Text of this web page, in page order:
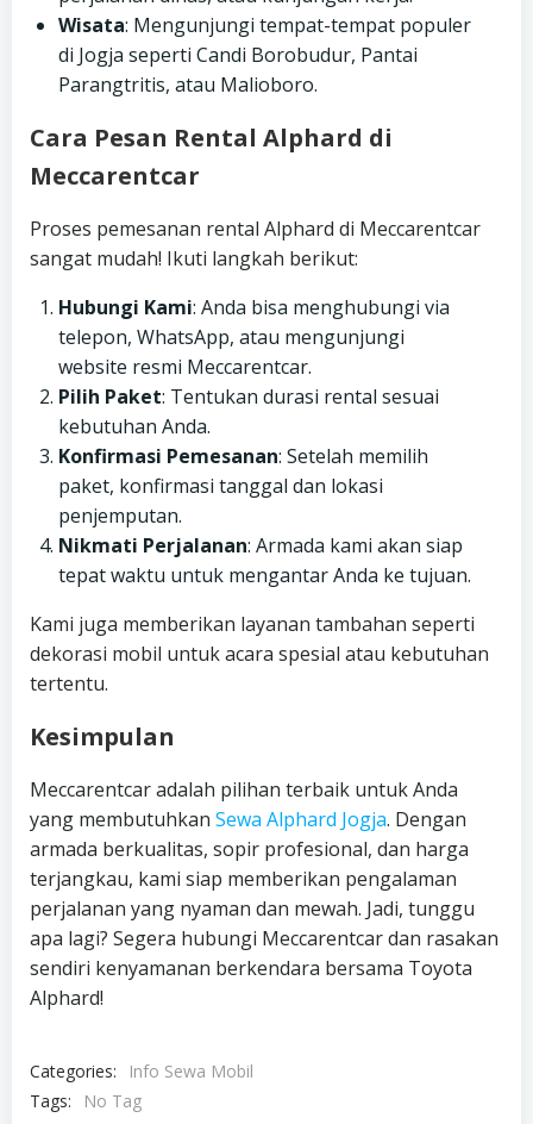
Wisata: Mengunjungi tempat-tempat populer
di Jogja seperti Candi Borobudur, Pantai
Parangtritis, atau Malioboro.
Cara Pesan Rental Alphard di
Meccarentcar
Proses pemesanan rental Alphard di Meccarentcar
sangat mudah! Ikuti langkah berikut:
Hubungi Kami: Anda bisa menghubungi via
telepon, WhatsApp, atau mengunjungi
website resmi Meccarentcar.
Pilih Paket: Tentukan durasi rental sesuai
kebutuhan Anda.
Konfirmasi Pemesanan: Setelah memilih
paket, konfirmasi tanggal dan lokasi
penjemputan.
Nikmati Perjalanan: Armada kami akan siap
tepat waktu untuk mengantar Anda ke tujuan.
Kami juga memberikan layanan tambahan seperti
dekorasi mobil untuk acara spesial atau kebutuhan
tertentu.
Kesimpulan
Meccarentcar adalah pilihan terbaik untuk Anda
yang membutuhkan Sewa Alphard Jogja. Dengan
armada berkualitas, sopir profesional, dan harga
terjangkau, kami siap memberikan pengalaman
perjalanan yang nyaman dan mewah. Jadi, tunggu
apa lagi? Segera hubungi Meccarentcar dan rasakan
sendiri kenyamanan berkendara bersama Toyota
Alphard!
Categories:
Info Sewa Mobil
Tags:
No Tag